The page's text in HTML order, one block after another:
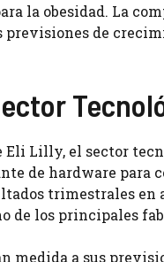
la obesidad. La
de
Eli Lilly, el sector
de hardware para
trimestrales
de los principales
medida a sus